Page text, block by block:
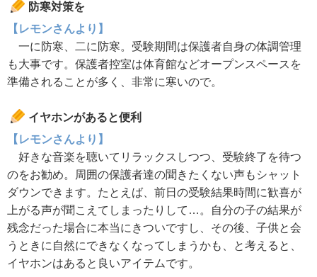
防寒対策を
【レモンさんより】
一に防寒、二に防寒。受験期間は保護者自身の体調管理
も大事です。保護者控室は体育館などオープンスペースを
準備されることが多く、非常に寒いので。
イヤホンがあると便利
【レモンさんより】
好きな音楽を聴いてリラックスしつつ、受験終了を待つ
のをお勧め。周囲の保護者達の聞きたくない声もシャット
ダウンできます。たとえば、前日の受験結果時間に歓喜が
上がる声が聞こえてしまったりして…。自分の子の結果が
残念だった場合に本当にきついですし、その後、子供と会
うときに自然にできなくなってしまうかも、と考えると、
イヤホンはあると良いアイテムです。